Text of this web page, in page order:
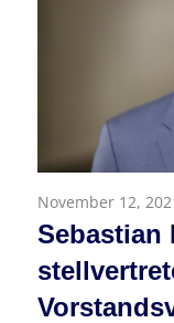
November 12,
Sebastian